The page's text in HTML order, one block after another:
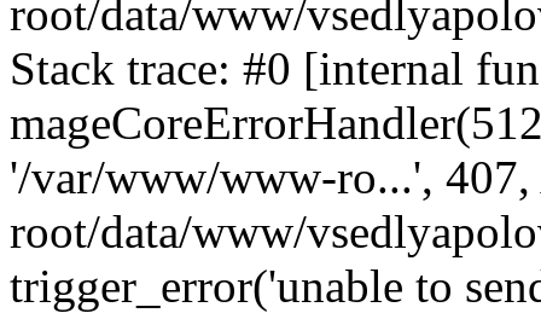
root/data/www/
Stack trace: #0 [internal
'/var/www/www-ro...',
root/data/www/
trigger_error('unable to